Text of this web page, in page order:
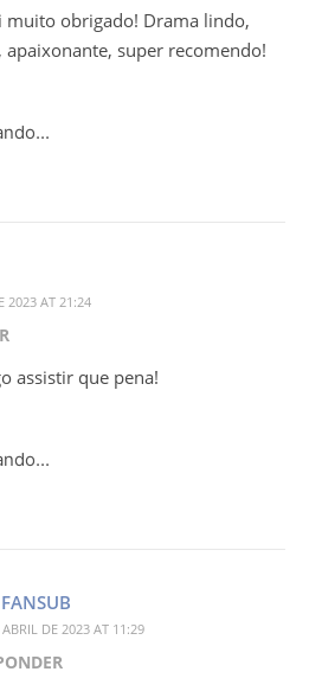
muito obrigado! Drama lindo,
super recomendo!
2023 AT 21:24
assistir que pena!
DE 2023 AT 11:29